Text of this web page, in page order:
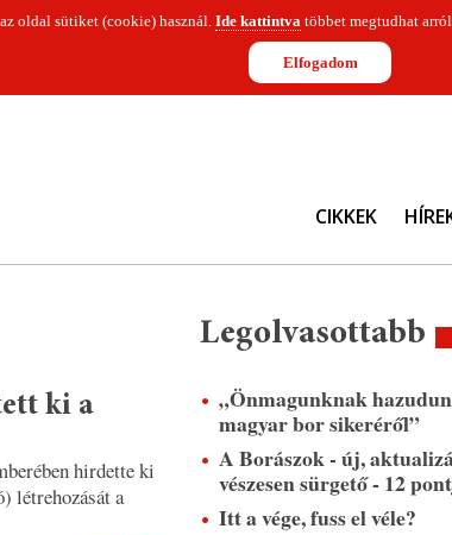
oldal sütiket (cookie) használ. Ide kattintvatöbbet megtudhat
Elfogadom
CIKKEK
ki a
hirdette ki
létrehozását a
Legolvasottabb
„Önmagunknak
magyar bor sikeréről”
A Borászok - új,
vészesen sürgető - 12
Itt a vége, fuss el véle?